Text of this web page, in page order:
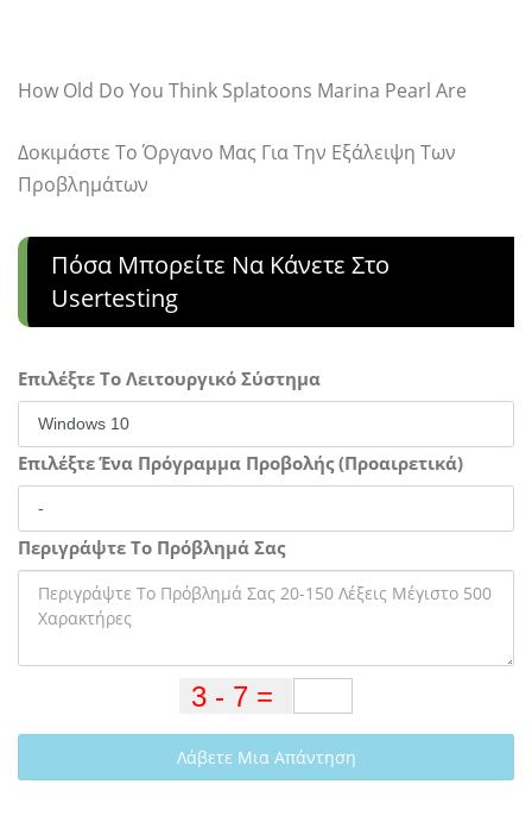
How Old Do You Think Splatoons Marina Pearl Are
Δοκιμάστε Το Όργανο Μας Για Την Εξάλειψη Των
Προβλημάτων
Πόσα Μπορείτε Να Κάνετε Στο
Usertesting
Επιλέξτε Το Λειτουργικό Σύστημα
Επιλέξτε Ένα Πρόγραμμα Προβολής (Προαιρετικά)
Περιγράψτε Το Πρόβλημά Σας
Λάβετε Μια Απάντηση